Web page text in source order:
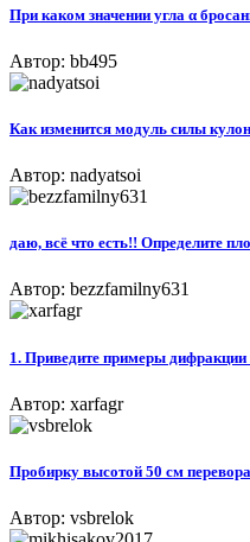
При каком значении угла α
Автор: bb495
Как изменится модуль силы
Автор: nadyatsoi
даю, всё что есть!! Определите
Автор: bezzfamilny631
1. Приведите примеры дифракции
Автор: xarfagr
Пробирку высотой 50 см
Автор: vsbrelok